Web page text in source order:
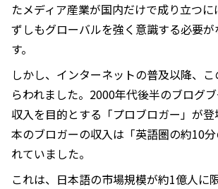
たメディア産業が国内だけで成り立つ
ずしもグローバルを強く意識する必要
す。
しかし、インターネットの普及以降、
らわれました。2000年代後半のブログ
収入を目的とする「プロブロガー」が
本のブロガーの収入は「英語圏の約10
れていました。
これは、日本語の市場規模が約1億人に